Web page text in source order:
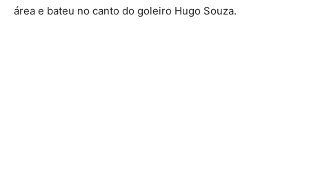
área e bateu no canto do goleiro Hugo Souza.